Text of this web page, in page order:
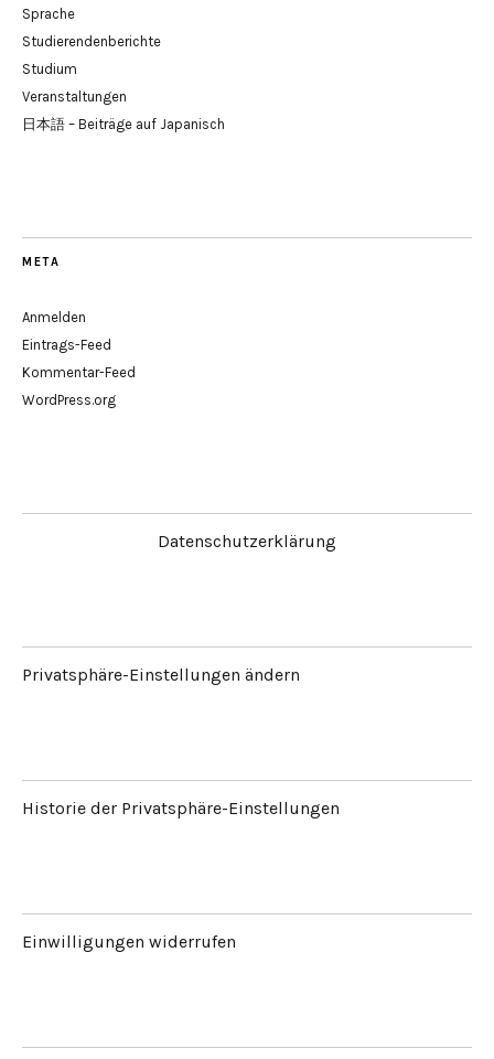
Sprache
Studierendenberichte
Studium
Veranstaltungen
日本語 – Beiträge auf Japanisch
META
Anmelden
Eintrags-Feed
Kommentar-Feed
WordPress.org
Datenschutzerklärung
Privatsphäre-Einstellungen ändern
Historie der Privatsphäre-Einstellungen
Einwilligungen widerrufen